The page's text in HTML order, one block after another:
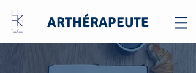
ARTHÉRAPEUTE